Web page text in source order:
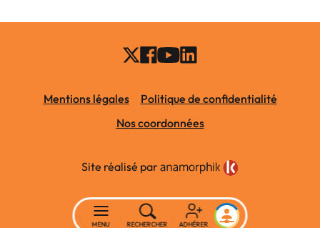
Mentions légales
Politique de confidentialité
Nos coordonnées
Site réalisé par
MENU RECHERCHER ADHÉRER